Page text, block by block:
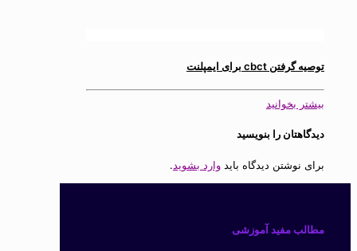
توصیه گرفتن cbct برای ایمپلنت
بیشتر بخوانید
دیدگاهتان را بنویسید
برای نوشتن دیدگاه باید وارد بشوید.
مطالب مفید آموزشی